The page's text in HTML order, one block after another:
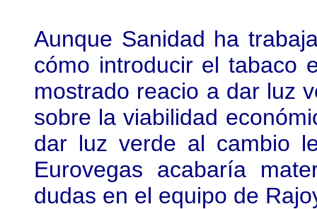
Aunque Sanidad ha
cómo introducir el tabaco
mostrado reacio a dar luz
sobre la viabilidad
dar luz verde al cambio
Eurovegas acabaría
dudas en el equipo de